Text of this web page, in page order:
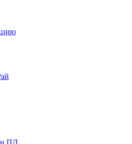
ПД